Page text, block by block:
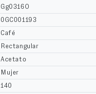
Gg0316O
0GC001193
Café
Rectangular
Acetato
Mujer
140